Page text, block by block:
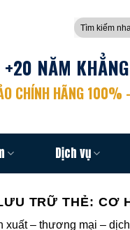
Tìm
kiếm:
+20 NĂM
CHÍNH HÃNG 100%
Dịch vụ
TRỮ THẺ: CƠ
xuất – thương mại –